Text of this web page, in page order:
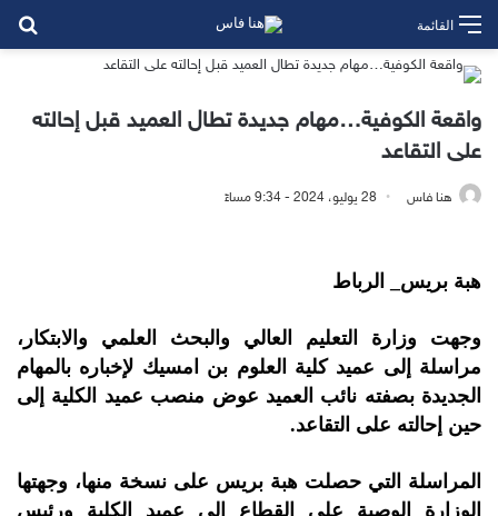
القائمة
واقعة الكوفية…مهام جديدة تطال العميد قبل إحالته
على التقاعد
هنا فاس 28 يوليو، 2024 - 9:34 مساءً
هبة بريس_ الرباط
وجهت وزارة التعليم العالي والبحث العلمي والابتكار،
مراسلة إلى عميد كلية العلوم بن امسيك لإخباره بالمهام
الجديدة بصفته نائب العميد عوض منصب عميد الكلية إلى
حين إحالته على التقاعد.
المراسلة التي حصلت هبة بريس على نسخة منها، وجهتها
الوزارة الوصية على القطاع إلى عميد الكلية ورئيس